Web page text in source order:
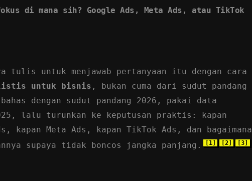
di mana sih? Google Ads, Meta Ads, atau TikTok
untuk menjawab pertanyaan itu dengan cara
untuk bisnis , bukan cuma dari sudut pandang
dengan sudut pandang 2026, pakai data
lalu turunkan ke keputusan praktis: kapan
kapan Meta Ads, kapan TikTok Ads, dan bagaimana
supaya tidak boncos jangka panjang.
[1] [2] [3]